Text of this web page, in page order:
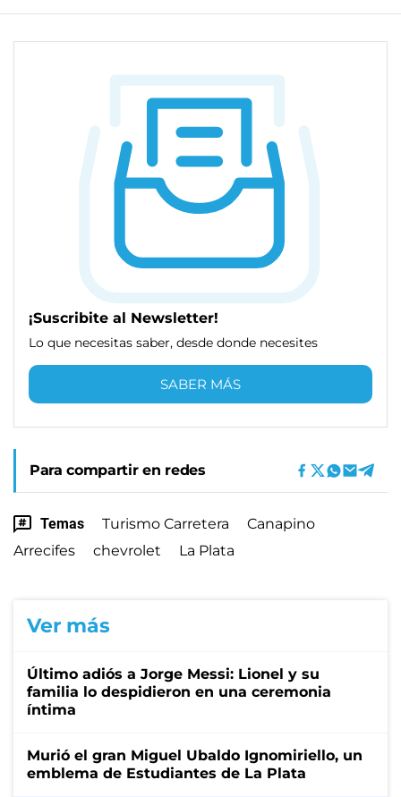
¡Suscribite al Newsletter!
Lo que necesitas saber, desde donde necesites
SABER MÁS
Para compartir en redes
Temas Turismo Carretera
Canapino
Arrecifes
chevrolet La Plata
Ver más
Último adiós a Jorge Messi: Lionel y su
familia lo despidieron en una ceremonia
íntima
Murió el gran Miguel Ubaldo Ignomiriello, un
emblema de Estudiantes de La Plata